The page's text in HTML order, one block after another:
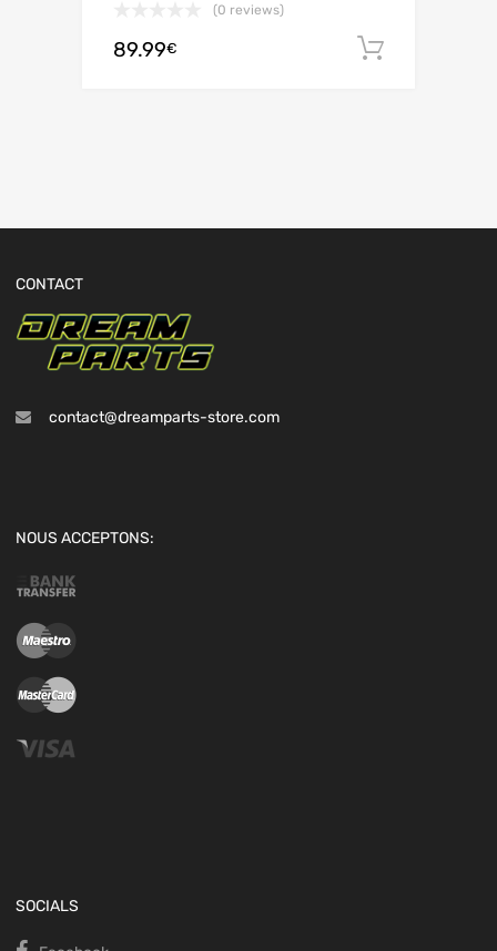
(0 reviews)
89.99€
CONTACT
contact@dreamparts-store.com
NOUS ACCEPTONS:
SOCIALS